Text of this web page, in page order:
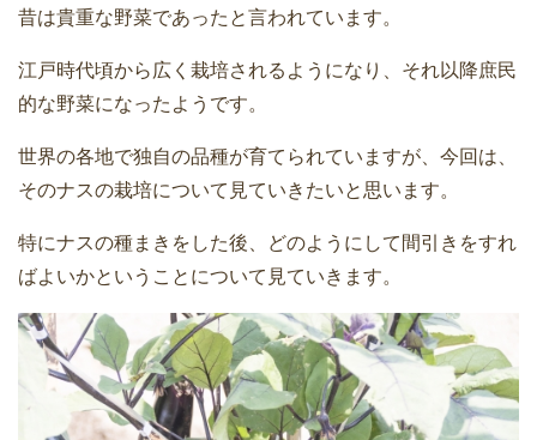
昔は貴重な野菜であったと言われています。
江戸時代頃から広く栽培されるようになり、それ以降庶民
的な野菜になったようです。
世界の各地で独自の品種が育てられていますが、今回は、
そのナスの栽培について見ていきたいと思います。
特にナスの種まきをした後、どのようにして間引きをすれ
ばよいかということについて見ていきます。